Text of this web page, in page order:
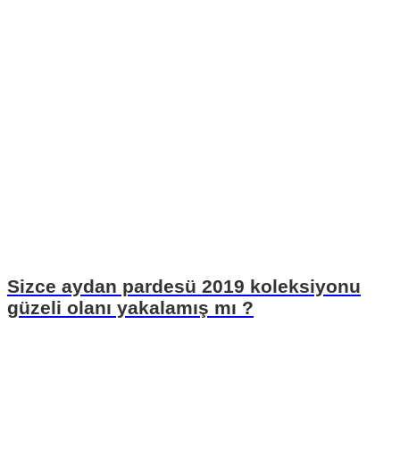
Sizce aydan pardesü 2019 koleksiyonu
güzeli olanı yakalamış mı ?